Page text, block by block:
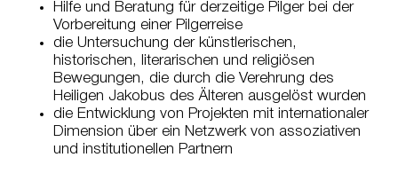
Hilfe und Beratung für derzeitige Pilger bei der
Vorbereitung einer Pilgerreise
die Untersuchung der künstlerischen,
historischen, literarischen und religiösen
Bewegungen, die durch die Verehrung des
Heiligen Jakobus des Älteren ausgelöst wurden
die Entwicklung von Projekten mit internationaler
Dimension über ein Netzwerk von assoziativen
und institutionellen Partnern